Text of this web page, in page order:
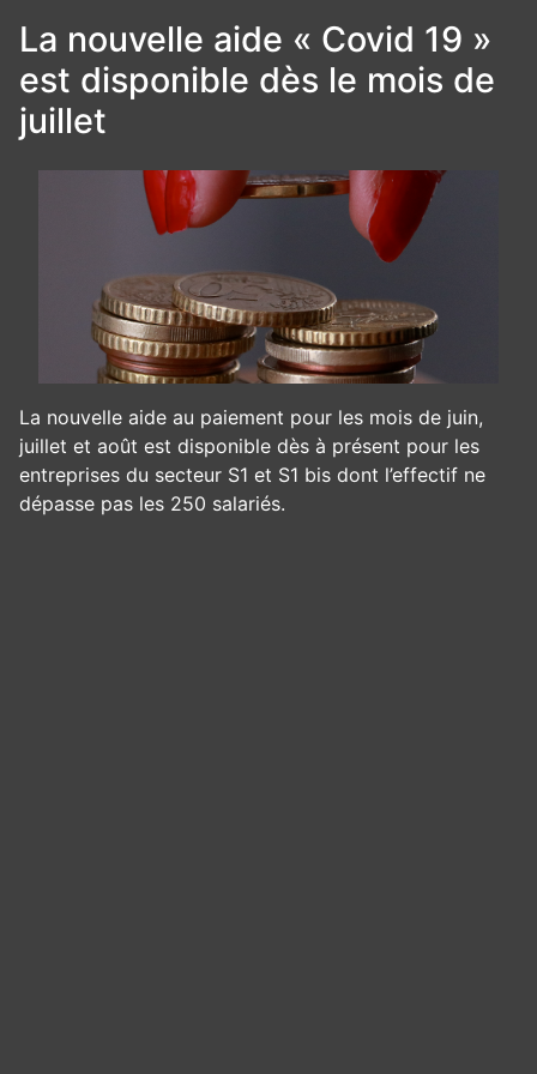
La nouvelle aide « Covid 19 »
est disponible dès le mois de
juillet
La nouvelle aide au paiement pour les mois de juin,
juillet et août est disponible dès à présent pour les
entreprises du secteur S1 et S1 bis dont l’effectif ne
dépasse pas les 250 salariés.